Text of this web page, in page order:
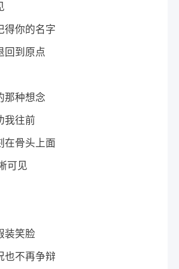
得你的名字
回到原点
那种想念
我往前
在骨头上面
可见
装笑脸
也不再争辩